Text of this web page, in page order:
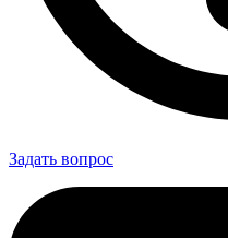
Задать вопрос